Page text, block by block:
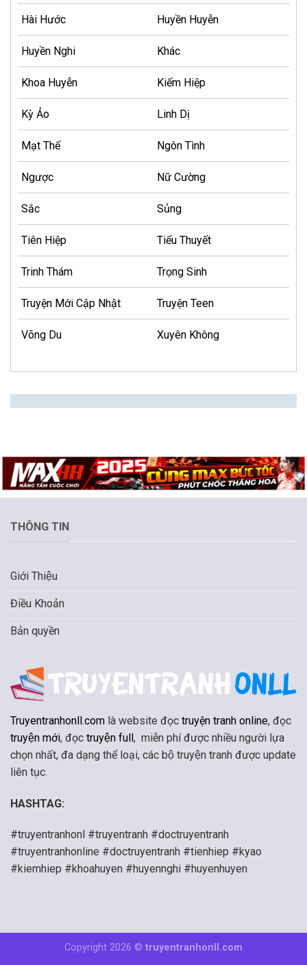
Hài Hước Huyền Huyễn
Huyền Nghi Khác
Khoa Huyễn Kiếm Hiệp
Kỳ Ảo Linh Dị
Mạt Thế Ngôn Tình
Ngược Nữ Cường
Sắc Sủng
Tiên Hiệp Tiểu Thuyết
Trinh Thám Trọng Sinh
Truyện Mới Cập Nhật Truyện Teen
Võng Du Xuyên Không
THÔNG TIN
Giới Thiệu
Điều Khoản
Bản quyền
Truyentranhonll.com là website đọc truyện tranh online, đọc
truyện mới, đọc truyện full, miễn phí được nhiều người lựa
chọn nhất, đa dạng thể loại, các bộ truyện tranh được update
liên tục.
HASHTAG:
#truyentranhonl #truyentranh #doctruyentranh
#truyentranhonline #doctruyentranh #tienhiep #kyao
#kiemhiep #khoahuyen #huyennghi #huyenhuyen
Copyright 2026 © truyentranhonll.com